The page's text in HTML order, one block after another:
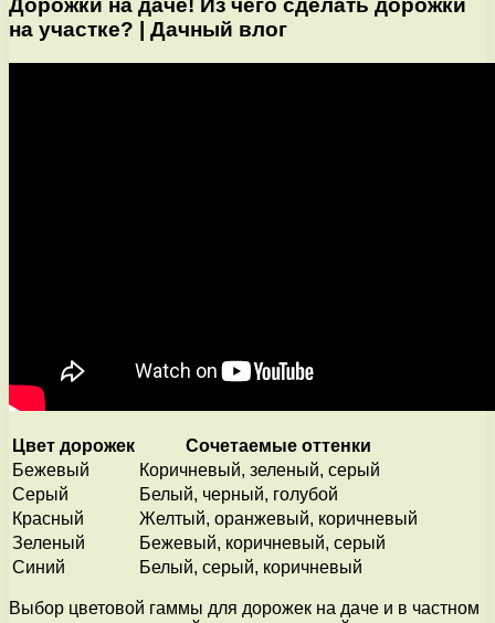
Дорожки на даче! Из чего сделать дорожки
на участке? | Дачный влог
Цвет дорожек
Сочетаемые оттенки
Бежевый
Коричневый, зеленый, серый
Серый
Белый, черный, голубой
Красный
Желтый, оранжевый, коричневый
Зеленый
Бежевый, коричневый, серый
Синий
Белый, серый, коричневый
Выбор цветовой гаммы для дорожек на даче и в частном